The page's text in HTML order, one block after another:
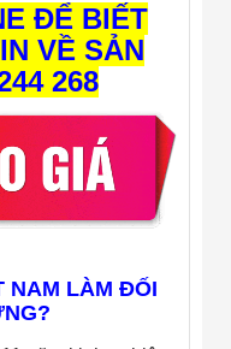
ĐỂ BIẾT
VỀ SẢN
268
NAM LÀM ĐỐI